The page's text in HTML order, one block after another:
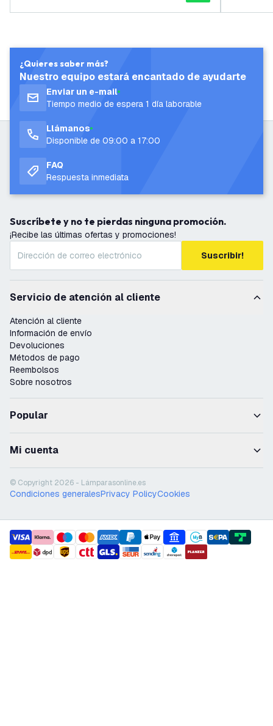
¿Quieres saber más?
Nuestro equipo estará encantado de ayudarte
Enviar un e-mail
Tiempo medio de espera 1 día laborable
Llámanos
Disponible de 09:00 a 17:00
FAQ
Respuesta inmediata
Suscríbete y no te pierdas ninguna promoción.
¡Recibe las últimas ofertas y promociones!
Suscribir!
Servicio de atención al cliente
Atención al cliente
Información de envío
Devoluciones
Métodos de pago
Reembolsos
Sobre nosotros
Popular
Mi cuenta
© Copyright 2026 - Lámparasonline.es
Condiciones generalesPrivacy PolicyCookies
payment methods
shipment methods